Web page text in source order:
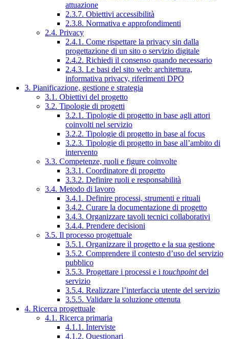
attuazione
2.3.7. Obiettivi accessibilità
2.3.8. Normativa e approfondimenti
2.4. Privacy
2.4.1. Come rispettare la privacy sin dalla
progettazione di un sito o servizio digitale
2.4.2. Richiedi il consenso quando necessario
2.4.3. Le basi del sito web: architettura,
informativa privacy, riferimenti DPO
3. Pianificazione, gestione e strategia
3.1. Obiettivi del progetto
3.2. Tipologie di progetti
3.2.1. Tipologie di progetto in base agli attori
coinvolti nel servizio
3.2.2. Tipologie di progetto in base al focus
3.2.3. Tipologie di progetto in base all’ambito di
intervento
3.3. Competenze, ruoli e figure coinvolte
3.3.1. Coordinatore di progetto
3.3.2. Definire ruoli e responsabilità
3.4. Metodo di lavoro
3.4.1. Definire processi, strumenti e rituali
3.4.2. Curare la documentazione di progetto
3.4.3. Organizzare tavoli tecnici collaborativi
3.4.4. Prendere decisioni
3.5. Il processo progettuale
3.5.1. Organizzare il progetto e la sua gestione
3.5.2. Comprendere il contesto d’uso del servizio
pubblico
3.5.3. Progettare i processi e i touchpointdel
servizio
3.5.4. Realizzare l’interfaccia utente del servizio
3.5.5. Validare la soluzione ottenuta
4. Ricerca progettuale
4.1. Ricerca primaria
4.1.1. Interviste
4.1.2. Questionari